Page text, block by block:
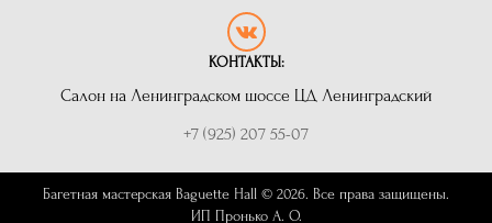
КОНТАКТЫ:
Салон на Ленинградском шоссе ЦД Ленинградский
+7 (925) 207 55-07
Багетная мастерская Baguette Hall © 2026. Все права защищены.
ИП Пронько А. О.